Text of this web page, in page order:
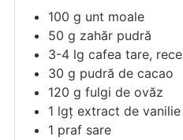
100 g unt moale
50 g zahăr pudră
3-4 lg cafea tare, rece
30 g pudră de cacao
120 g fulgi de ovăz
1 lgț extract de vanilie
1 praf sare